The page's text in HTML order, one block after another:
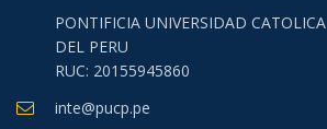
PONTIFICIA UNIVERSIDAD CATOLICA
DEL PERU
RUC: 20155945860
inte@pucp.pe